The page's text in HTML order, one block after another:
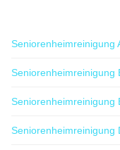
Seniorenheimreinigung
Seniorenheimreinigung
Seniorenheimreinigung
Seniorenheimreinigung